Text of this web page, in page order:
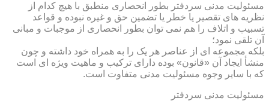
مسئولیت مدنی سردفتر بطور انحصاری منطبق با هیچ کدام از
نظریه های تقصیر یا خطر یا تضمین حق و غیره نبوده و قواعد
تسبیب و اتلاف را هم نمی توان بطور انحصاری از موجبات و مبانی
آن تلقی نمود؛
بلکه مجموعه ای از عناصر هر یک را به همراه خود داشته و چون
منشأ ایجاد آن «قانون» بوده دارای ترکیب و ماهیت ویژه ای است
که با سایر وجوه مسئولیت مدنی متفاوت است.
مسئولیت مدنی سردفتر